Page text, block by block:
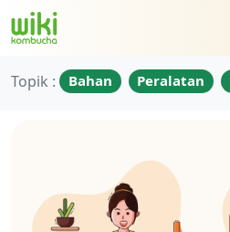
Topik : Bahan Peralatan